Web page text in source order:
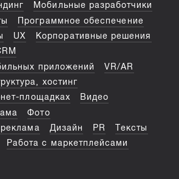
Мобильные разработчики
Программное обеспечение
UX
Корпоративные решения
приложений
VR/AR
хостинг
площадках
Видео
Фото
реклама
Дизайн PR
Тексты
Работа с маркетплейсами